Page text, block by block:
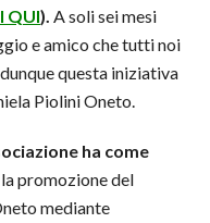
QUI). A soli sei mesi
e amico che tutti noi
questa iniziativa
Piolini Oneto.
ha come
promozione del
mediante